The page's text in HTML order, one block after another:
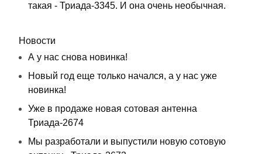
такая - Триада-3345. И она очень необычная.
Новости
А у нас снова новинка!
Новый год еще только начался, а у нас уже
новинка!
Уже в продаже новая сотовая антенна
Триада-2674
Мы разработали и выпустили новую сотовую